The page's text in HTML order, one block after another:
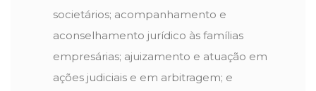
societários; acompanhamento e
aconselhamento jurídico às famílias
empresárias; ajuizamento e atuação em
ações judiciais e em arbitragem; e